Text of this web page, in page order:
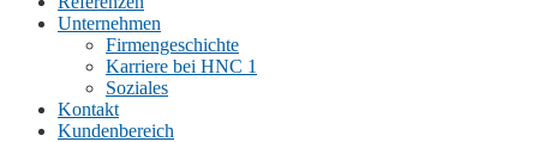
Unternehmen
Firmengeschichte
Karriere bei HNC 1
Soziales
Kontakt
Kundenbereich